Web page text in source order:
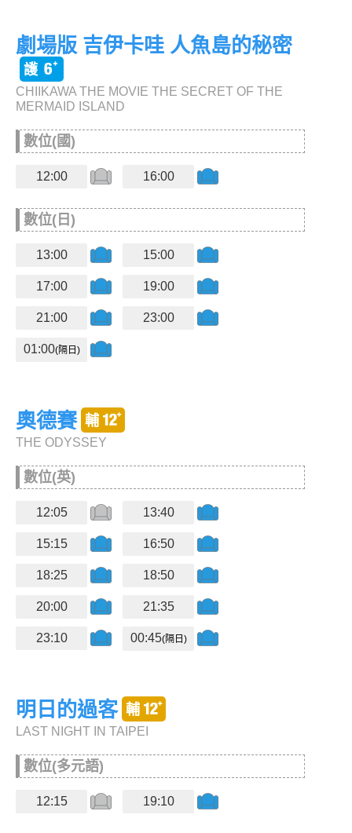
劇場版 吉伊卡哇 人魚島的秘密
CHIIKAWA THE MOVIE THE SECRET OF THE
MERMAID ISLAND
數位(國)
12:00 16:00
數位(日)
13:00 15:00
17:00 19:00
21:00 23:00
01:00(隔日)
奧德賽
THE ODYSSEY
數位(英)
12:05 13:40
15:15 16:50
18:25 18:50
20:00 21:35
23:10 00:45(隔日)
明日的過客
LAST NIGHT IN TAIPEI
數位(多元語)
12:15 19:10